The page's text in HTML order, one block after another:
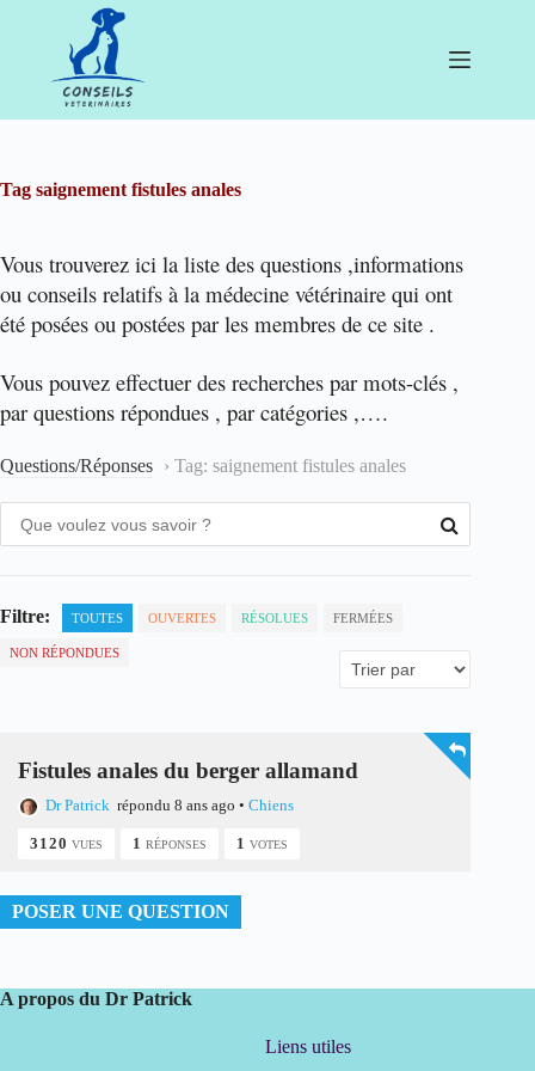
Tag saignement fistules anales
Vous trouverez ici la liste des questions ,informations
ou conseils relatifs à la médecine vétérinaire qui ont
été posées ou postées par les membres de ce site .
Vous pouvez effectuer des recherches par mots-clés ,
par questions répondues , par catégories ,….
Questions/Réponses › Tag: saignement fistules anales
Filtre: TOUTES OUVERTES RÉSOLUES FERMÉES
NON RÉPONDUES
Fistules anales du berger allamand
Dr Patrick répondu 8 ans ago • Chiens
3120 VUES 1 RÉPONSES 1 VOTES
POSER UNE QUESTION
A propos du Dr Patrick
Liens utiles